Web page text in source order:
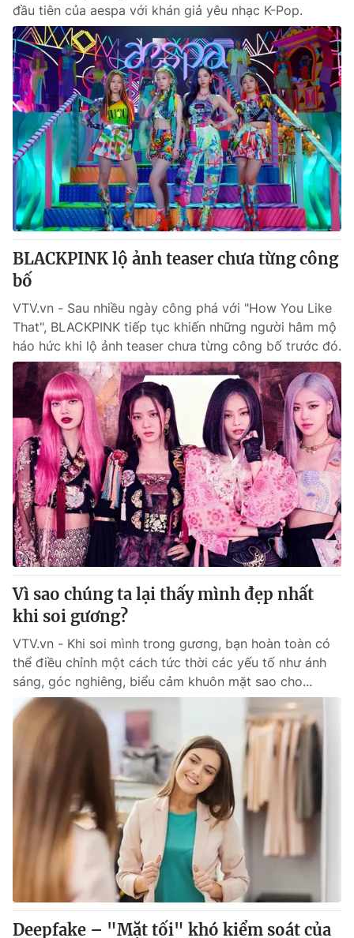
Liên hệ tòa soạn English
THỜI BÁO VTV
Theo dõi báo trên
Cơ quan chủ quản:Đài Truyền hình Việt Nam
Cơ quan báo chí: Thời báo VTV
Giấy phép hoạt động báo in và báo điện tử số 483/GP-BTTTT
cấp ngày 29/12/2023
Tổng Biên tập:
Phó Tổng Biên tập:Nguyễn Thị Mỹ Hạnh, Phạm Quốc Thắng,
Tổng đài VTV:024.38 355 931 - 024.38 355 932
Ðiện thoại Thời báo VTV:024.66 897 897
Email:toasoan@vtv.vn
Liên hệ quảng cáo:024-7300.7108
® Cấm sao chép dưới mọi hình thức nếu không có sự chấp
thuận bằng văn bản. Ghi rõ nguồn VTV.vn khi phát hành lại
thông tin từ website này.
đầu tiên của aespa với khán giả yêu nhạc K-Pop.
BLACKPINK lộ ảnh teaser chưa từng công
bố
VTV.vn - Sau nhiều ngày công phá với "How You Like
That", BLACKPINK tiếp tục khiến những người hâm mộ
háo hức khi lộ ảnh teaser chưa từng công bố trước đó.
Vì sao chúng ta lại thấy mình đẹp nhất
khi soi gương?
VTV.vn - Khi soi mình trong gương, bạn hoàn toàn có
thể điều chỉnh một cách tức thời các yếu tố như ánh
sáng, góc nghiêng, biểu cảm khuôn mặt sao cho...
Deepfake – "Mặt tối" khó kiểm soát của